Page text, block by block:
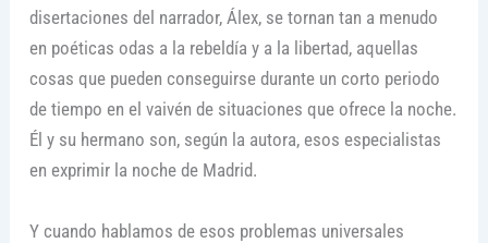
disertaciones del narrador, Álex, se tornan tan a menudo
en poéticas odas a la rebeldía y a la libertad, aquellas
cosas que pueden conseguirse durante un corto periodo
de tiempo en el vaivén de situaciones que ofrece la noche.
Él y su hermano son, según la autora, esos especialistas
en exprimir la noche de Madrid.
Y cuando hablamos de esos problemas universales